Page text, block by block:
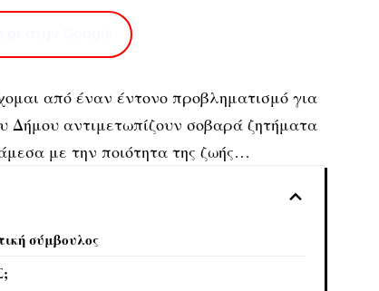
από έναν έντονο προβληματισμό για
Δήμου αντιμετωπίζουν σοβαρά ζητήματα
με την ποιότητα της ζωής…
σύμβουλος